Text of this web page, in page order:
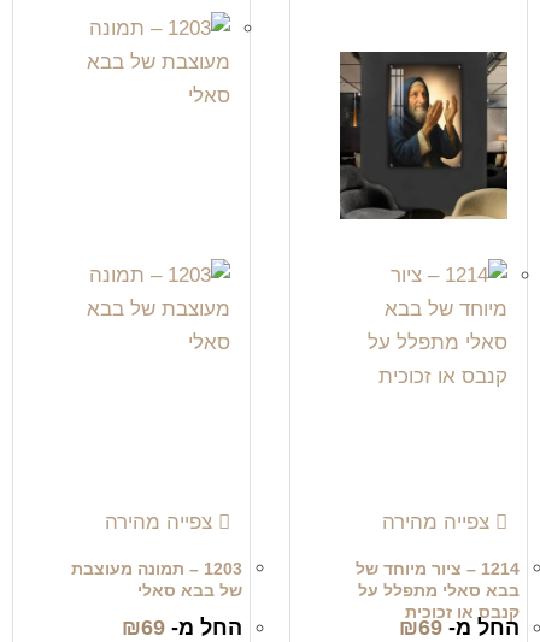
צפייה מהירה
1214 – ציור מיוחד של
בבא סאלי מתפלל על
קנבס או זכוכית
החל מ- ₪69
צפייה מהירה
1203 – תמונה מעוצבת
של בבא סאלי
החל מ- ₪69